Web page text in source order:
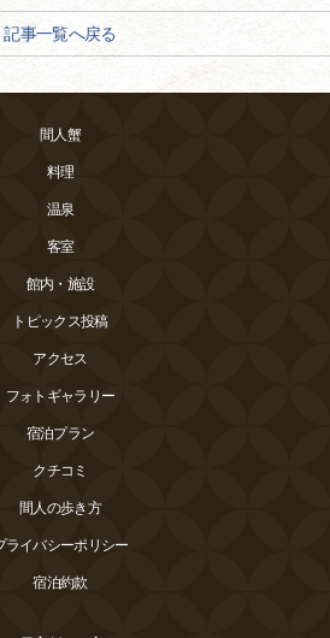
記事一覧へ戻る
間人蟹
料理
温泉
客室
館内・施設
トピックス投稿
アクセス
フォトギャラリー
宿泊プラン
クチコミ
間人の歩き方
ライバシーポリシー
宿泊約款